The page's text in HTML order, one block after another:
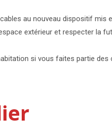
au nouveau dispositif mis
extérieur et respecter la
si vous faites partie